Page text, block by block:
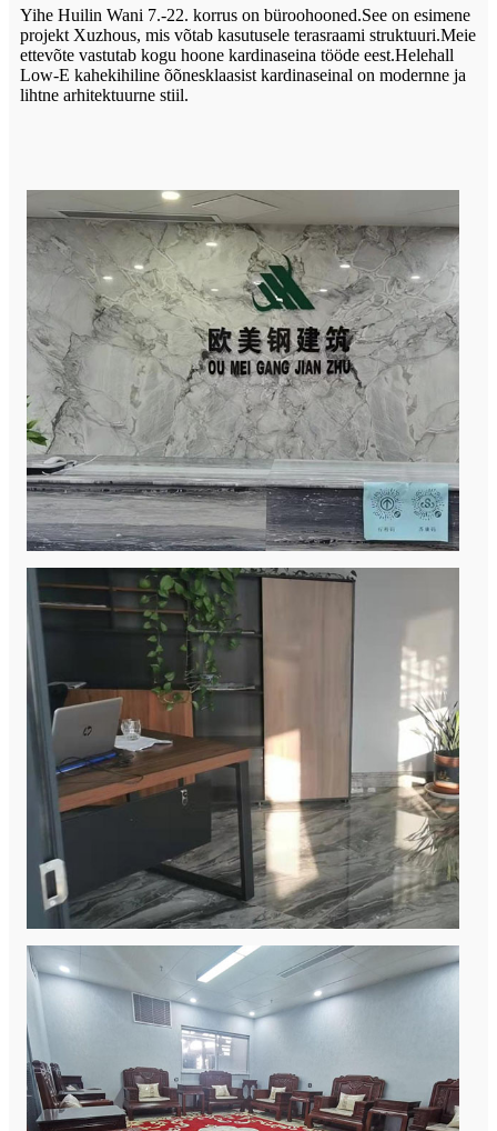
Yihe Huilin Wani 7.-22. korrus on büroohooned.See on esimene
projekt Xuzhous, mis võtab kasutusele terasraami struktuuri.Meie
ettevõte vastutab kogu hoone kardinaseina tööde eest.Helehall
Low-E kahekihiline õõnesklaasist kardinaseinal on modernne ja
lihtne arhitektuurne stiil.